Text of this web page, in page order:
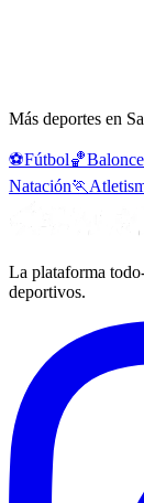
Más deportes en
⚽Fútbol🏀
Natación🏃
La plataforma
deportivos.